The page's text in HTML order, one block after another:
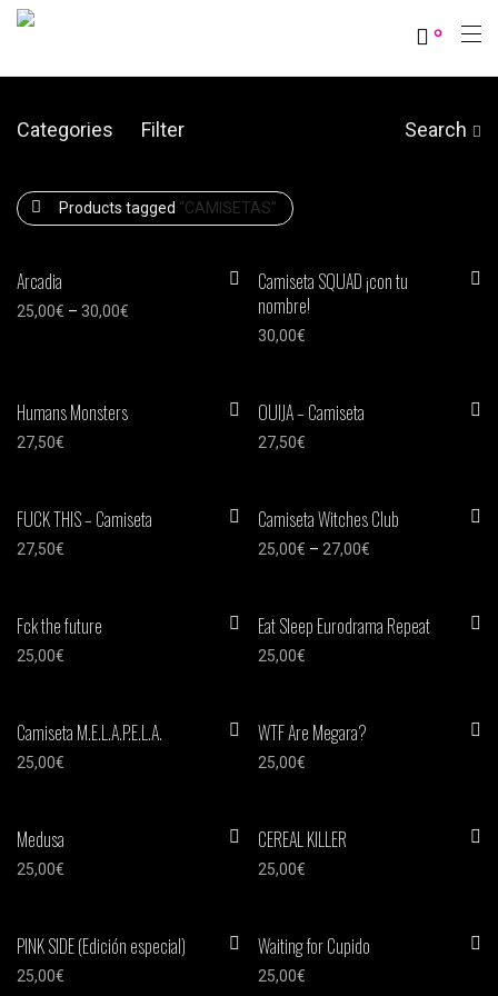
0
Categories Filter Search
Products tagged “CAMISETAS”
Arcadia
25,00€ – 30,00€
Camiseta SQUAD ¡con tu
nombre!
30,00€
Humans Monsters
27,50€
OUIJA – Camiseta
27,50€
FUCK THIS – Camiseta
27,50€
Camiseta Witches Club
25,00€ – 27,00€
Fck the future
25,00€
Eat Sleep Eurodrama Repeat
25,00€
Camiseta M.E.L.A.P.E.L.A.
25,00€
WTF Are Megara?
25,00€
Medusa
25,00€
CEREAL KILLER
25,00€
PINK SIDE (Edición especial)
25,00€
Waiting for Cupido
25,00€